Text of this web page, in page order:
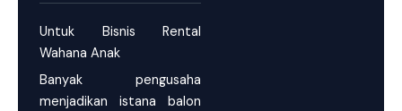
Untuk Bisnis Rental
Wahana Anak
Banyak pengusaha
menjadikan istana balon